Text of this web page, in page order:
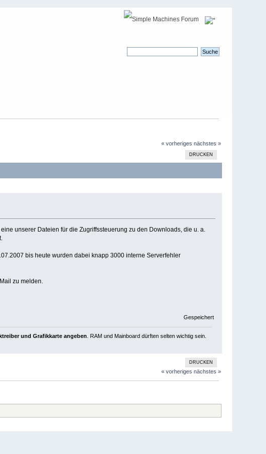
« vorheriges nächstes »
DRUCKEN
unserer Dateien für die Zugriffssteuerung zu den Downloads, die u. a.
bis heute wurden dabei knapp 3000 interne Serverfehler
zu melden.
Gespeichert
und Grafikkarte angeben . RAM und Mainboard dürften selten wichtig sein.
DRUCKEN
« vorheriges nächstes »